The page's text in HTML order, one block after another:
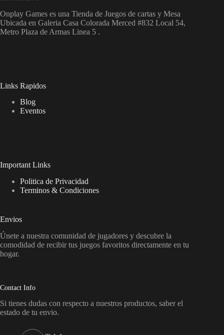
Onplay Games es una Tienda de Juegos de cartas y Mesa
Ubicada en Galeria Casa Colorada Merced #832 Local 54,
Metro Plaza de Armas Linea 5 .
Links Rapidos
Blog
Eventos
Important Links
Politica de Privacidad
Terminos & Condiciones
Envios
Únete a nuestra comunidad de jugadores y descubre la
comodidad de recibir tus juegos favoritos directamente en tu
hogar.
Contact Info
Si tienes dudas con respecto a nuestros productos, saber el
estado de tu envio.